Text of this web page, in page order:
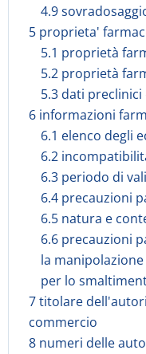
4.9
5 proprieta'
5.1 proprietà
5.2 proprietà
5.3 dati preclinici
6 informazioni
6.1 elenco degli
6.2
6.3 periodo di
6.4 precauzioni
6.5 natura e
6.6 precauzioni
la
per lo
7 titolare
commercio
8 numeri delle